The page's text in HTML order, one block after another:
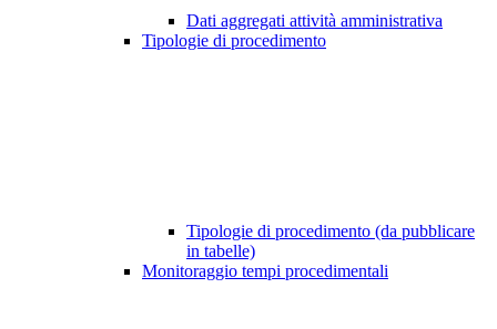
Dati aggregati attività amministrativa
Tipologie di procedimento
Tipologie di procedimento (da pubblicare
in tabelle)
Monitoraggio tempi procedimentali